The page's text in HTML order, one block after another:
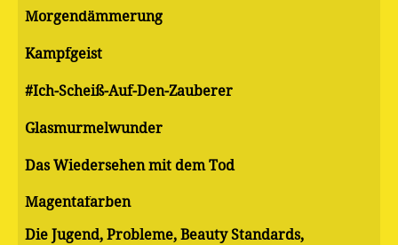
Morgendämmerung
Kampfgeist
#Ich-Scheiß-Auf-Den-Zauberer
Glasmurmelwunder
Das Wiedersehen mit dem Tod
Magentafarben
Die Jugend, Probleme, Beauty Standards,